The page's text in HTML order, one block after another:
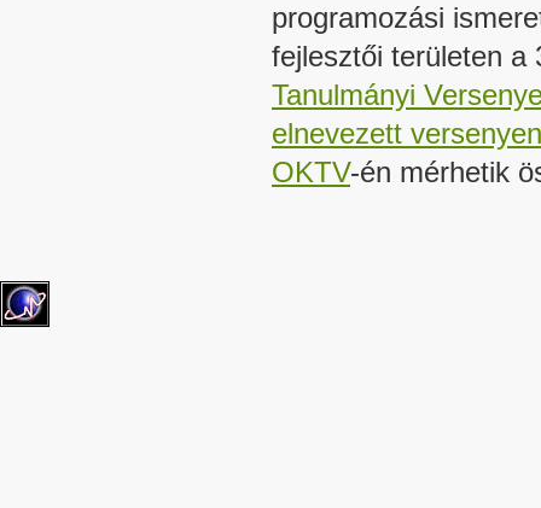
programozási
fejlesztői területen
Tanulmányi
elnevezett versenyen
OKTV-én mérhetik